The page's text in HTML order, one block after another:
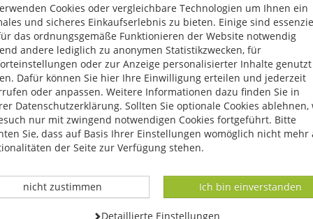
D 56291 Wiebelsheim, service@humanitas-versand.de
Cookies oder vergleichbare Technologien um Ihnen ein
und sicheres Einkaufserlebnis zu bieten. Einige sind
das ordnungsgemäße Funktionieren der Website notwendig
andere lediglich zu anonymen Statistikzwecken, für
oder zur Anzeige personalisierter Inhalte genutzt
Dafür können Sie hier Ihre Einwilligung erteilen und jederzeit
oder anpassen. Weitere Informationen dazu finden Sie in
Datenschutzerklärung. Sollten Sie optionale Cookies ablehnen,
nur mit zwingend notwendigen Cookies fortgeführt. Bitte
Sie, dass auf Basis Ihrer Einstellungen womöglich nicht mehr
der Seite zur Verfügung stehen.
Datenverarbeitung -
Ich bin einverstanden
Datenverarbeitung -
nicht zustimmen
Datenverarbeitung -
Detaillierte Einstellungen